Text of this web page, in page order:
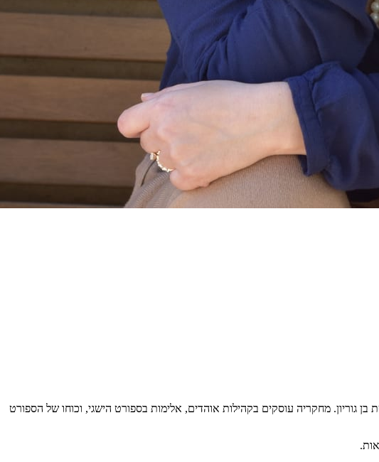
גוריון. מחקריה עוסקים בקהילות אוהדים, אלימות בספורט הישגי, וכוחו של הספורט